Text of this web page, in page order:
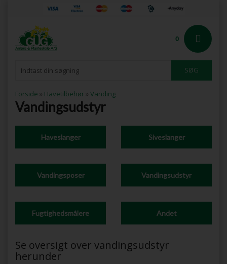
0
Forside » Havetilbehør » Vanding
Vandingsudstyr
Haveslanger Siveslanger
Vandingsposer Vandingsudstyr
Fugtighedsmålere Andet
Se oversigt over vandingsudstyr
herunder